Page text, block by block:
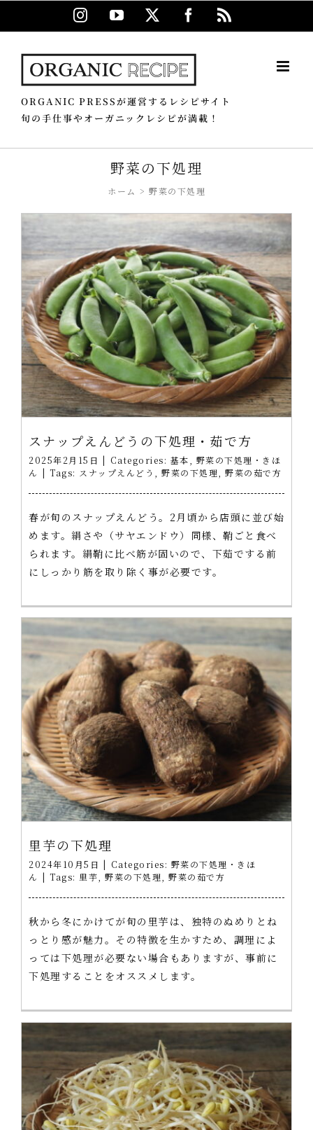
Instagram
YouTube Facebook
ORGANIC PRESSが運営するレシピサイト
旬の手仕事やオーガニックレシピが満載！
野菜の下処理
ホーム 野菜の下処理
スナップえんどうの下処理・茹で方
2025年2月15日 | Categories: 基本
野菜の下処理・きほ
ん | Tags: スナップえんどう 野菜の下処理 野菜の茹で方
春が旬のスナップえんどう。2月頃から店頭に並び始
めます。絹さや（サヤエンドウ）同様、鞘ごと食べ
られます。絹鞘に比べ筋が固いので、下茹でする前
にしっかり筋を取り除く事が必要です。
里芋の下処理
2024年10月5日 | Categories: 野菜の下処理・きほ
ん | Tags: 里芋 野菜の下処理 野菜の茹で方
秋から冬にかけてが旬の里芋は、独特のぬめりとね
っとり感が魅力。その特徴を生かすため、調理によ
っては下処理が必要ない場合もありますが、事前に
下処理することをオススメします。